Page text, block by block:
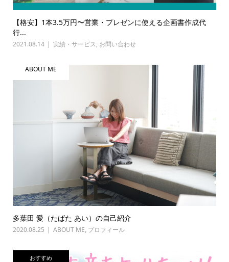
【格安】1本3.5万円〜営業・プレゼンに使える企画書作成代
行...
2021.08.14 実績・サービス, お問い合わせ
ABOUT ME
多葉田 愛（たばた あい）の自己紹介
2020.08.25 ABOUT ME, プロフィール
おすすめ